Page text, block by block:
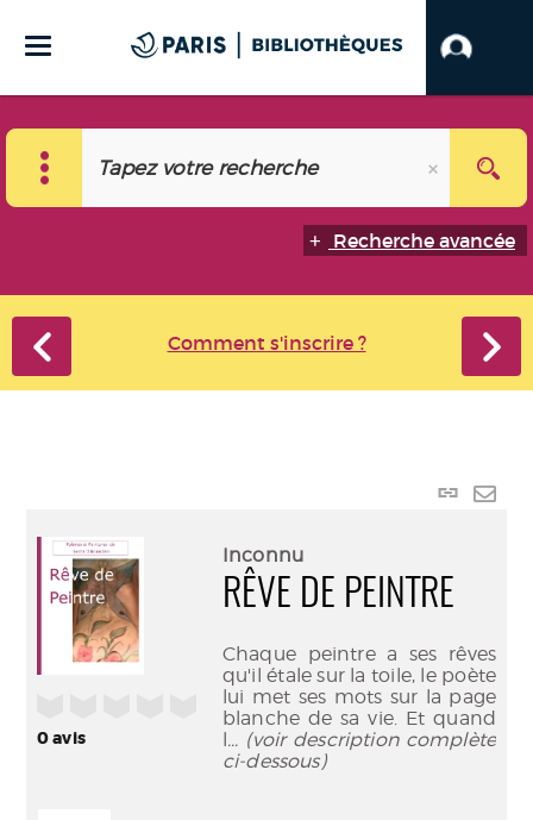
Recherche avancée
Comment s'inscrire ?
Lien
0avis
Inconnu
RÊVE DE PEINTRE
Chaque peintre a ses rêves
qu'il étale sur la toile, le poète
lui met ses mots sur la page
blanche de sa vie. Et quand
l... (voir description complète
ci-dessous)